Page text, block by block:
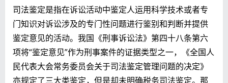
司法鉴定是指在诉讼活动中鉴定人运用科学技术或者专
门知识对诉讼涉及的专门性问题进行鉴别和判断并提供
鉴定意见的活动。我国《刑事诉讼法》第四十八条第六
项将“鉴定意见”作为刑事案件的证据类型之一，《全国人
民代表大会常务委员会关于司法鉴定管理问题的决定》
亦规定了三大类鉴定，但是却未明确税务司法鉴定。那